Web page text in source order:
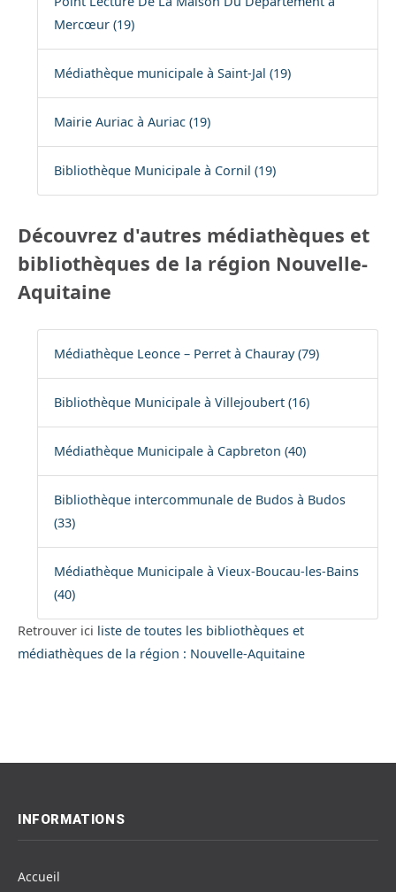
Mercœur (19)
Médiathèque municipale à Saint-Jal (19)
Mairie Auriac à Auriac (19)
Bibliothèque Municipale à Cornil (19)
Découvrez d'autres médiathèques et
bibliothèques de la région Nouvelle-
Aquitaine
Médiathèque Leonce – Perret à Chauray (79)
Bibliothèque Municipale à Villejoubert (16)
Médiathèque Municipale à Capbreton (40)
Bibliothèque intercommunale de Budos à Budos
(33)
Médiathèque Municipale à Vieux-Boucau-les-Bains
(40)
Retrouver ici liste de toutes les bibliothèques et
médiathèques de la région : Nouvelle-Aquitaine
INFORMATIONS
Accueil